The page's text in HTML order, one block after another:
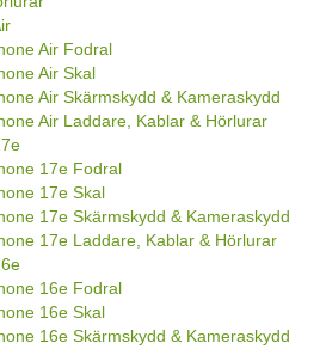
Air Fodral
Air Skal
Air Skärmskydd & Kameraskydd
Air Laddare, Kablar & Hörlurar
17e Fodral
17e Skal
17e Skärmskydd & Kameraskydd
17e Laddare, Kablar & Hörlurar
16e Fodral
16e Skal
16e Skärmskydd & Kameraskydd